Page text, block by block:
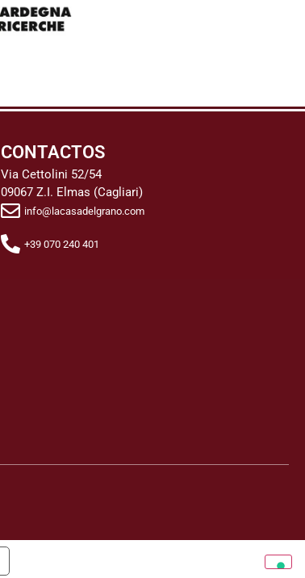
CONTACTOS
Via Cettolini 52/54
09067 Z.I. Elmas (Cagliari)
info@lacasadelgrano.com
+39 070 240 401